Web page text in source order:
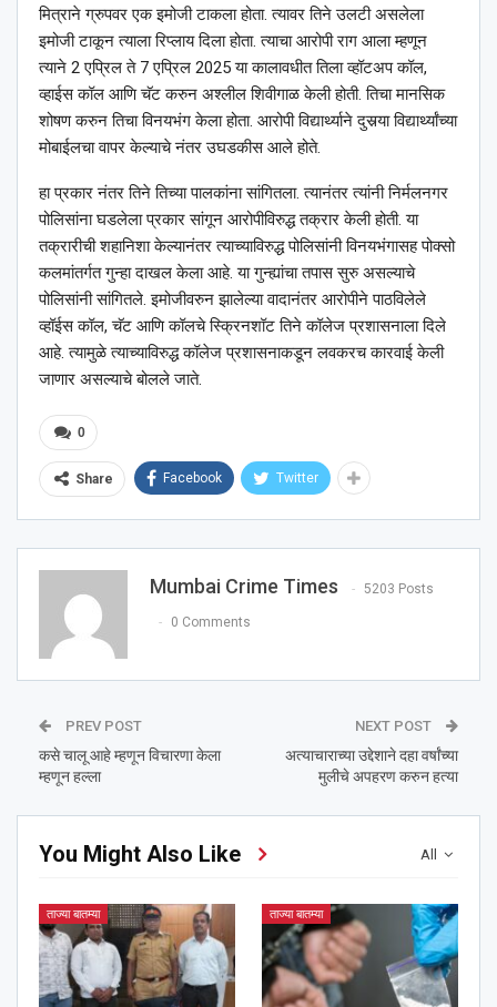
मित्राने ग्रुपवर एक इमोजी टाकला होता. त्यावर तिने उलटी असलेला
इमोजी टाकून त्याला रिप्लाय दिला होता. त्याचा आरोपी राग आला म्हणून
त्याने 2 एप्रिल ते 7 एप्रिल 2025 या कालावधीत तिला व्हॉटअप कॉल,
व्हाईस कॉल आणि चॅट करुन अश्लील शिवीगाळ केली होती. तिचा मानसिक
शोषण करुन तिचा विनयभंग केला होता. आरोपी विद्यार्थ्याने दुसर्‍या विद्यार्थ्यांच्या
मोबाईलचा वापर केल्याचे नंतर उघडकीस आले होते.
हा प्रकार नंतर तिने तिच्या पालकांना सांगितला. त्यानंतर त्यांनी निर्मलनगर
पोलिसांना घडलेला प्रकार सांगून आरोपीविरुद्ध तक्रार केली होती. या
तक्रारीची शहानिशा केल्यानंतर त्याच्याविरुद्ध पोलिसांनी विनयभंगासह पोक्सो
कलमांतर्गत गुन्हा दाखल केला आहे. या गुन्ह्यांचा तपास सुरु असल्याचे
पोलिसांनी सांगितले. इमोजीवरुन झालेल्या वादानंतर आरोपीने पाठविलेले
व्हॉईस कॉल, चॅट आणि कॉलचे स्क्रिनशॉट तिने कॉलेज प्रशासनाला दिले
आहे. त्यामुळे त्याच्याविरुद्ध कॉलेज प्रशासनाकडून लवकरच कारवाई केली
जाणार असल्याचे बोलले जाते.
0
Share Facebook Twitter
Mumbai Crime Times 5203 Posts
0 Comments
PREV POST
कसे चालू आहे म्हणून विचारणा केला
म्हणून हल्ला
NEXT POST
अत्याचाराच्या उद्देशाने दहा वर्षांच्या
मुलीचे अपहरण करुन हत्या
All
You Might Also Like
ताज्या बातम्या ताज्या बातम्या